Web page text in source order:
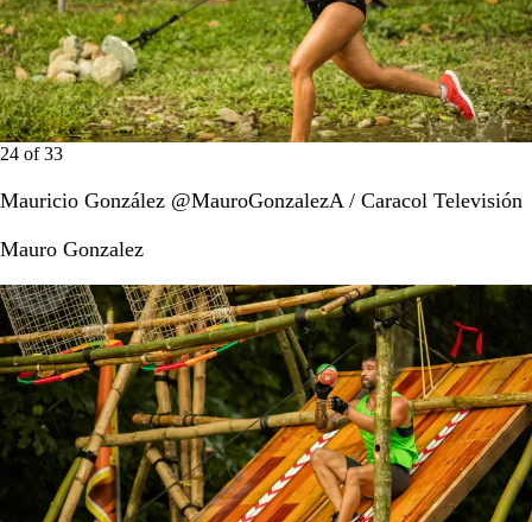
24 of33
Mauricio González @MauroGonzalezA / Caracol Televisión
Mauro Gonzalez